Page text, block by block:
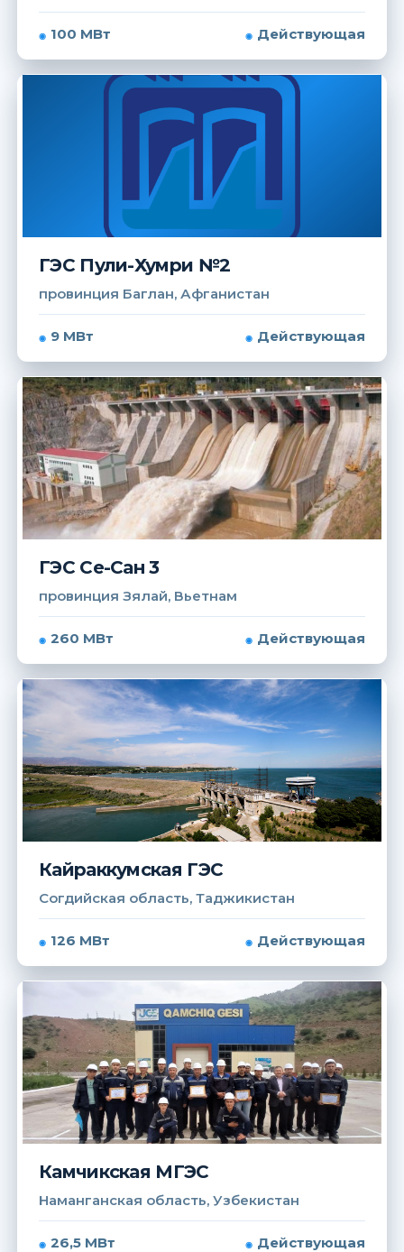
100 МВт Действующая
ГЭС Пули-Хумри №2
провинция Баглан, Афганистан
9 МВт Действующая
ГЭС Се-Сан 3
провинция Зялай, Вьетнам
260 МВт Действующая
Кайраккумская ГЭС
Согдийская область, Таджикистан
126 МВт Действующая
Камчикская МГЭС
Наманганская область, Узбекистан
26,5 МВт Действующая